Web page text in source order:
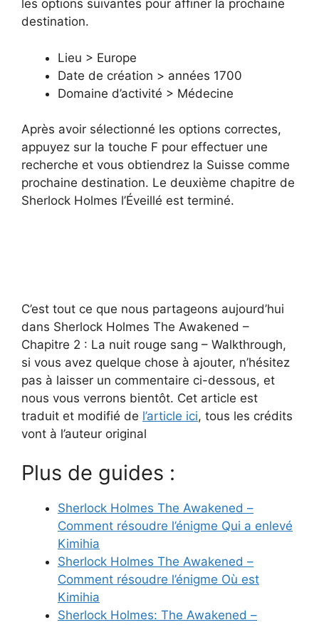
les options suivantes pour affiner la prochaine
destination.
Lieu > Europe
Date de création > années 1700
Domaine d’activité > Médecine
Après avoir sélectionné les options correctes,
appuyez sur la touche F pour effectuer une
recherche et vous obtiendrez la Suisse comme
prochaine destination. Le deuxième chapitre de
Sherlock Holmes l’Éveillé est terminé.
C’est tout ce que nous partageons aujourd’hui
dans Sherlock Holmes The Awakened –
Chapitre 2 : La nuit rouge sang – Walkthrough,
si vous avez quelque chose à ajouter, n’hésitez
pas à laisser un commentaire ci-dessous, et
nous vous verrons bientôt. Cet article est
traduit et modifié de l’article ici, tous les crédits
vont à l’auteur original
Plus de guides :
Sherlock Holmes The Awakened –
Comment résoudre l’énigme Qui a enlevé
Kimihia
Sherlock Holmes The Awakened –
Comment résoudre l’énigme Où est
Kimihia
Sherlock Holmes: The Awakened –